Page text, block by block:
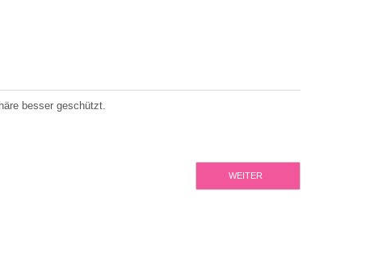
besser geschützt.
WEITER